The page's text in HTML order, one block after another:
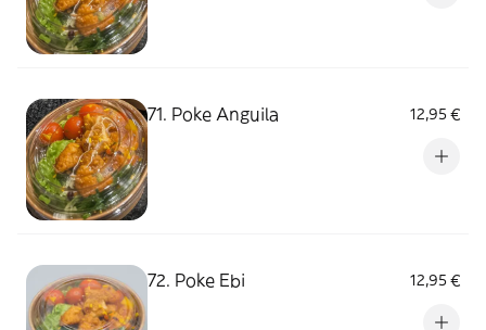
71. Poke Anguila 12,95 €
72. Poke Ebi 12,95 €